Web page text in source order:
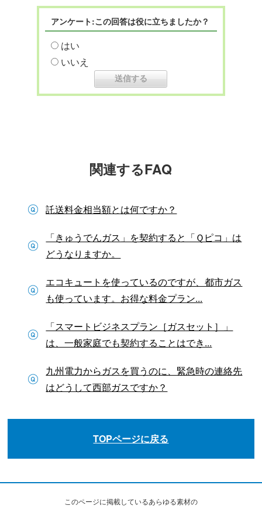
アンケート:この回答は役に立ちましたか？
はい
いいえ
関連するFAQ
託送料金相当額とは何ですか？
「きゅうでんガス」を契約すると「Ｑピコ」は
どうなりますか。
エコキュートを使っているのですが、都市ガス
も使っています。お得な料金プラン...
「スマートビジネスプラン［ガスセット］」
は、一般家庭でも契約することはでき...
九州電力からガスを買うのに、緊急時の連絡先
はどうして西部ガスですか？
TOPページに戻る
このページに掲載しているあらゆる素材の